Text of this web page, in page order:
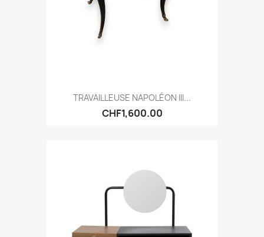
TRAVAILLEUSE NAPOLÉON III...
CHF1,600.00